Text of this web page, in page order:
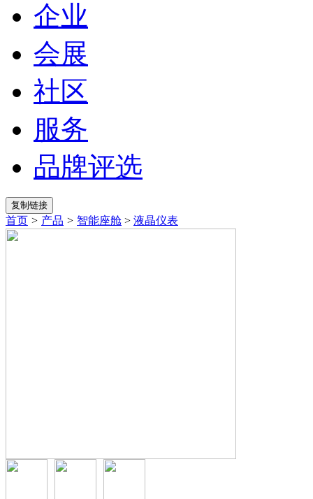
企业
会展
社区
服务
品牌评选
首页 > 产品 > 智能座舱 > 液晶仪表